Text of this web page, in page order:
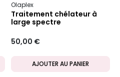
Olaplex
Traitement chélateur à
large spectre
50,00 €
AJOUTER AU PANIER